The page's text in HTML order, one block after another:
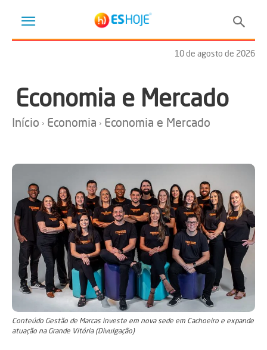
10 de agosto de 2026
Economia e Mercado
Início Economia Economia e Mercado
Conteúdo Gestão de Marcas investe em nova sede em Cachoeiro e expande
atuação na Grande Vitória (Divulgação)